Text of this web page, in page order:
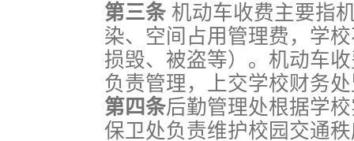
第三条 机动车收费主要指
染、空间占用管理费，学
损毁、被盗等）。机动车
负责管理，上交学校财务
第四条后勤管理处根据学
保卫处负责维护校园交通